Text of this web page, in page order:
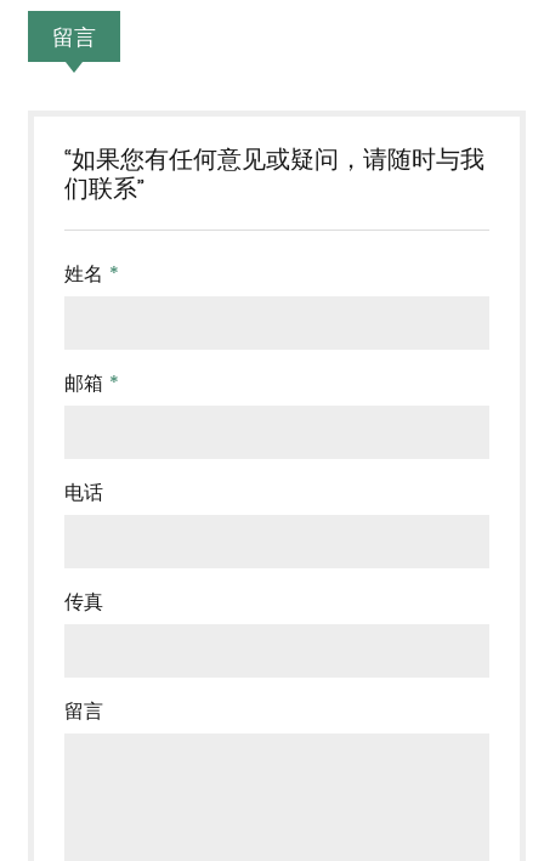
留言
“如果您有任何意见或疑问，请随时与我
们联系”
姓名 *
邮箱 *
电话
传真
留言